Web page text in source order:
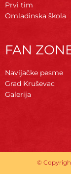
Prvi tim
Omladinska škola
FAN
Navijačke pesme
Grad Kruševac
Galerija
©